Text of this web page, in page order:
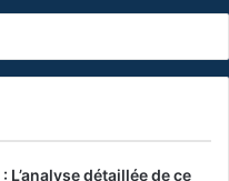
: L’analyse détaillée de ce